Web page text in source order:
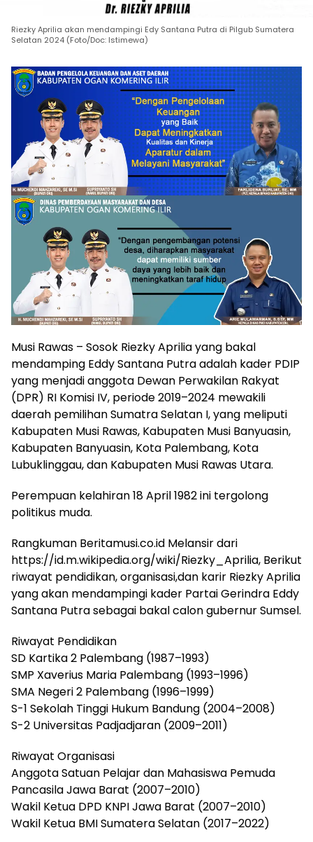
Riezky Aprilia akan mendampingi Edy Santana Putra di Pilgub Sumatera
Selatan 2024 (Foto/Doc: Istimewa)
Musi Rawas – Sosok Riezky Aprilia yang bakal
mendamping Eddy Santana Putra adalah kader PDIP
yang menjadi anggota Dewan Perwakilan Rakyat
(DPR) RI Komisi IV, periode 2019–2024 mewakili
daerah pemilihan Sumatra Selatan I, yang meliputi
Kabupaten Musi Rawas, Kabupaten Musi Banyuasin,
Kabupaten Banyuasin, Kota Palembang, Kota
Lubuklinggau, dan Kabupaten Musi Rawas Utara.
Perempuan kelahiran 18 April 1982 ini tergolong
politikus muda.
Rangkuman Beritamusi.co.id Melansir dari
https://id.m.wikipedia.org/wiki/Riezky_Aprilia, Berikut
riwayat pendidikan, organisasi,dan karir Riezky Aprilia
yang akan mendampingi kader Partai Gerindra Eddy
Santana Putra sebagai bakal calon gubernur Sumsel.
Riwayat Pendidikan
SD Kartika 2 Palembang (1987–1993)
SMP Xaverius Maria Palembang (1993–1996)
SMA Negeri 2 Palembang (1996–1999)
S-1 Sekolah Tinggi Hukum Bandung (2004–2008)
S-2 Universitas Padjadjaran (2009–2011)
Riwayat Organisasi
Anggota Satuan Pelajar dan Mahasiswa Pemuda
Pancasila Jawa Barat (2007–2010)
Wakil Ketua DPD KNPI Jawa Barat (2007–2010)
Wakil Ketua BMI Sumatera Selatan (2017–2022)